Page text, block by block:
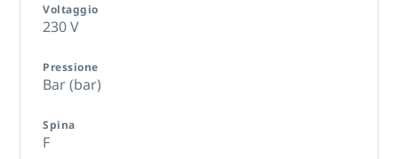
Voltaggio
230 V
Pressione
Bar (bar)
Spina
F